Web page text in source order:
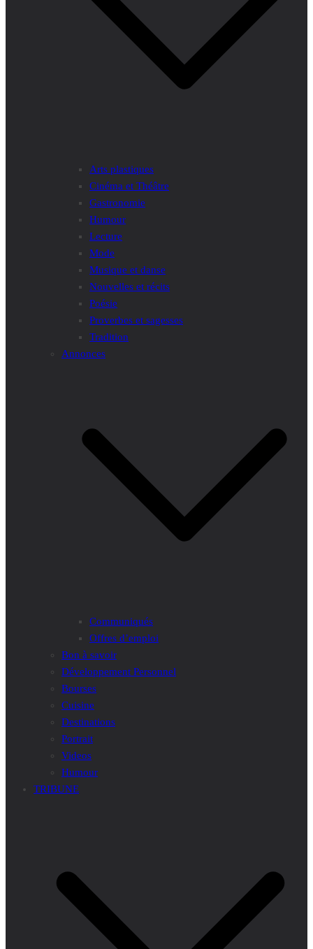
Arts plastiques
Cinéma et Théâtre
Gastronomie
Humour
Lecture
Mode
Musique et danse
Nouvelles et récits
Poésie
Proverbes et sagesses
Tradition
Annonces
Communiqués
Offres d’emploi
Bon à savoir
Développement Personnel
Bourses
Cuisine
Destinations
Portrait
Videos
Humour
TRIBUNE